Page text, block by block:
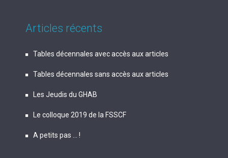
Articles récents
Tables décennales avec accès aux articles
Tables décennales sans accès aux articles
Les Jeudis du GHAB
Le colloque 2019 de la FSSCF
A petits pas … !